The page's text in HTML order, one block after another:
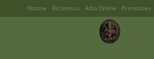
Notizie Riconosco Albo Online Prenotalex